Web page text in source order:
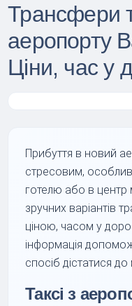
Трансфери
аеропорту
Ціни, час у
Прибуття в новий
стресовим,
готелю або в центр
зручних варіантів
ціною, часом у
інформація
спосіб дістатися
Таксі з